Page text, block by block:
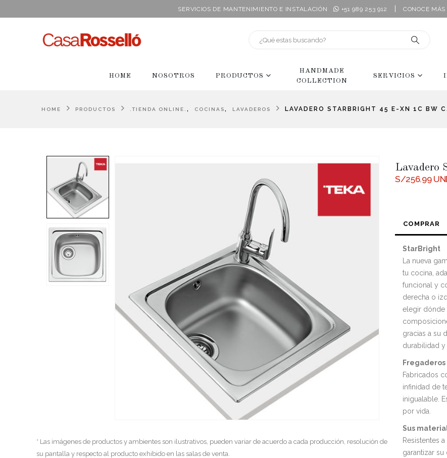
SERVICIOS DE MANTENIMIENTO E INSTALACIÓN +51 989 253 912 CONOCE MÁS
HOME NOSOTROS PRODUCTOS
HANDMADE
COLLECTION
SERVICIOS
HOME PRODUCTOS .TIENDA ONLINE. , COCINAS, LAVADEROS LAVADERO STARBRIGHT 45 E-XN 1C BW
* Las imágenes de productos y ambientes son ilustrativos, pueden variar de acuerdo a cada producción, resolución de
su pantalla y respecto al producto exhibido en las salas de venta.
Lavadero
S/256.99
COMPRAR
StarBright
La nueva
tu cocina,
funcional y
derecha o
elegir dónde
gracias a su
durabilidad y
Fabricados
infinidad de
inigualable.
por vida.
Sus
Resistentes
garantizar